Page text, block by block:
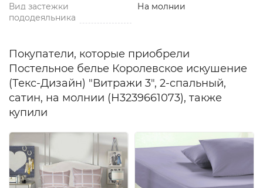
Вид застежки
пододеяльника
На молнии
Покупатели, которые приобрели
Постельное белье Королевское искушение
(Текс-Дизайн) "Витражи 3", 2-спальный,
сатин, на молнии (Н3239661073), также
купили